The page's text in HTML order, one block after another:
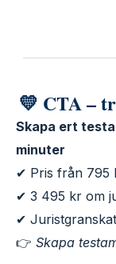
💛 CTA –
Skapa ert
minuter
✔ Pris från 795
✔ 3 495 kr om
✔ Juristgranskat
👉 Skapa